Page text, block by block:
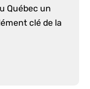
Québec un
clé de la